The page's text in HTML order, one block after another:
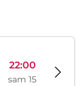
22:00
sam 15